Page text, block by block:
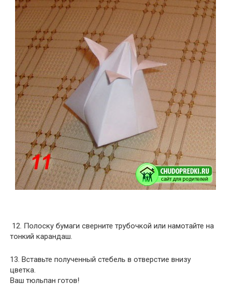
12. Полоску бумаги сверните трубочкой или намотайте на
тонкий карандаш.
13. Вставьте полученный стебель в отверстие внизу
цветка.
Ваш тюльпан готов!